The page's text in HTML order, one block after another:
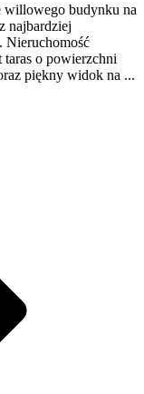
willowego budynku na
najbardziej
Nieruchomość
taras o powierzchni
piękny widok na ...